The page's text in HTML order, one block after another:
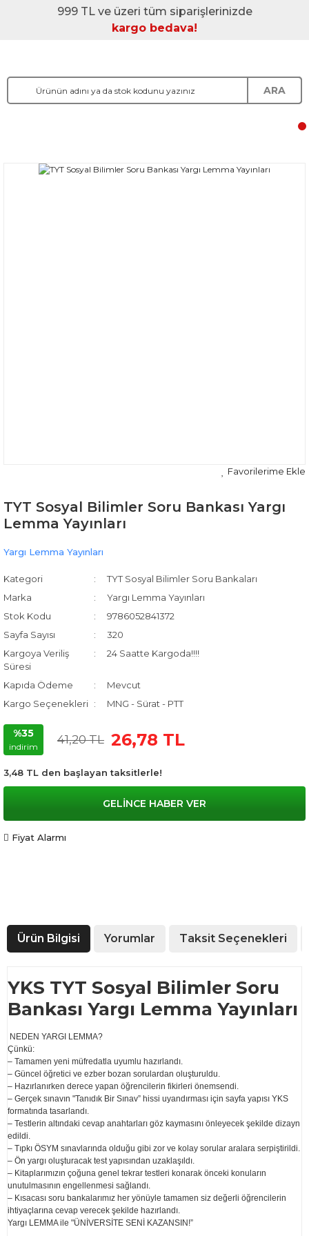
999 TL ve üzeri tüm siparişlerinizde
kargo bedava!
ARA
TYT Sosyal Bilimler Soru Bankası Yargı
Lemma Yayınları
Yargı Lemma Yayınları
Kategori
TYT Sosyal Bilimler Soru Bankaları
Marka
Yargı Lemma Yayınları
Stok Kodu
9786052841372
Sayfa Sayısı
320
Kargoya Veriliş
Süresi
24 Saatte Kargoda!!!!
Kapıda Ödeme
Mevcut
Kargo Seçenekleri
MNG - Sürat - PTT
%35
indirim
41,20 TL 26,78 TL
3,48 TL den başlayan taksitlerle!
GELİNCE HABER VER
Fiyat Alarmı
Ürün Bilgisi Yorumlar Taksit Seçenekleri
YKS TYT Sosyal Bilimler Soru
Bankası Yargı Lemma Yayınları
NEDEN YARGI LEMMA?
Çünkü:
– Tamamen yeni müfredatla uyumlu hazırlandı.
– Güncel öğretici ve ezber bozan sorulardan oluşturuldu.
– Hazırlanırken derece yapan öğrencilerin fikirleri önemsendi.
– Gerçek sınavın "Tanıdık Bir Sınav” hissi uyandırması için sayfa yapısı YKS
formatında tasarlandı.
– Testlerin altındaki cevap anahtarları göz kaymasını önleyecek şekilde dizayn
edildi.
– Tıpkı ÖSYM sınavlarında olduğu gibi zor ve kolay sorular aralara serpiştirildi.
– Ön yargı oluşturacak test yapısından uzaklaşıldı.
– Kitaplarımızın çoğuna genel tekrar testleri konarak önceki konuların
unutulmasının engellenmesi sağlandı.
– Kısacası soru bankalarımız her yönüyle tamamen siz değerli öğrencilerin
ihtiyaçlarına cevap verecek şekilde hazırlandı.
Yargı LEMMA ile "ÜNİVERSİTE SENİ KAZANSIN!”